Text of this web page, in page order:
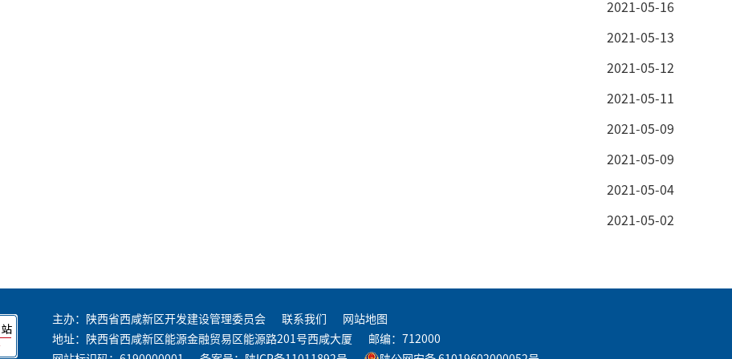
2021-05-16
2021-05-13
2021-05-12
2021-05-11
2021-05-09
2021-05-09
2021-05-04
2021-05-02
主办：陕西省西咸新区开发建设管理委员会 联系我们
网站地图
地址：陕西省西咸新区能源金融贸易区能源路201号西咸大厦
邮编：712000